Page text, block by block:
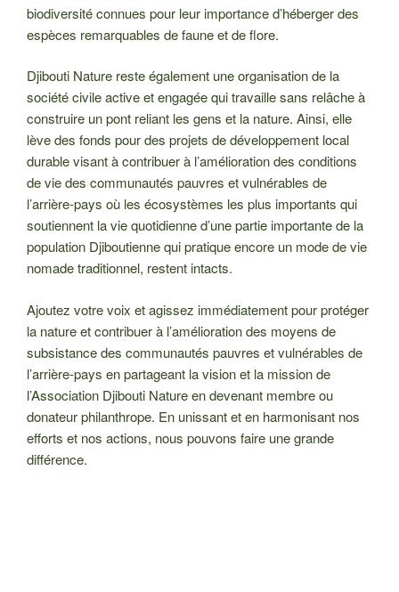
biodiversité connues pour leur importance d’héberger des
espèces remarquables de faune et de flore.
Djibouti Nature reste également une organisation de la
société civile active et engagée qui travaille sans relâche à
construire un pont reliant les gens et la nature. Ainsi, elle
lève des fonds pour des projets de développement local
durable visant à contribuer à l’amélioration des conditions
de vie des communautés pauvres et vulnérables de
l’arrière-pays où les écosystèmes les plus importants qui
soutiennent la vie quotidienne d’une partie importante de la
population Djiboutienne qui pratique encore un mode de vie
nomade traditionnel, restent intacts.
Ajoutez votre voix et agissez immédiatement pour protéger
la nature et contribuer à l’amélioration des moyens de
subsistance des communautés pauvres et vulnérables de
l’arrière-pays en partageant la vision et la mission de
l’Association Djibouti Nature en devenant membre ou
donateur philanthrope. En unissant et en harmonisant nos
efforts et nos actions, nous pouvons faire une grande
différence.